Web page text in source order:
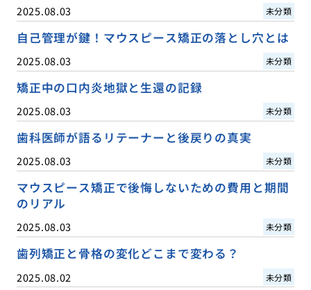
2025.08.03 未分類
自己管理が鍵！マウスピース矯正の落とし穴とは
2025.08.03 未分類
矯正中の口内炎地獄と生還の記録
2025.08.03 未分類
歯科医師が語るリテーナーと後戻りの真実
2025.08.03 未分類
マウスピース矯正で後悔しないための費用と期間
のリアル
2025.08.03 未分類
歯列矯正と骨格の変化どこまで変わる？
2025.08.02 未分類